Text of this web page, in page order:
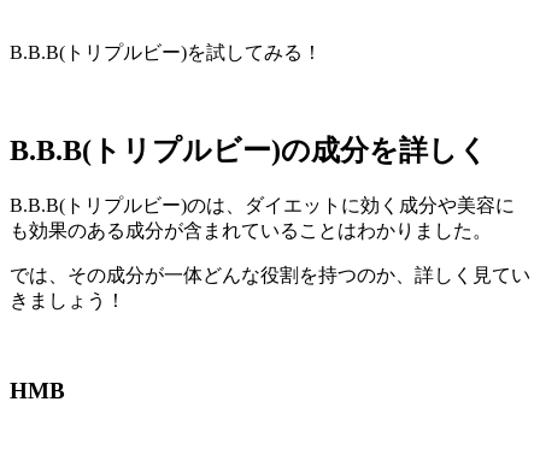
B.B.B(トリプルビー)を試してみる！
B.B.B(トリプルビー)の成分を詳しく
B.B.B(トリプルビー)のは、ダイエットに効く成分や美容に
も効果のある成分が含まれていることはわかりました。
では、その成分が一体どんな役割を持つのか、詳しく見てい
きましょう！
HMB